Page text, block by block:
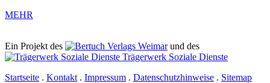
MEHR
Ein Projekt des Verlags Weimarund des
Trägerwerk Soziale Dienste
Startseite . Kontakt . Impressum . Datenschutzhinweise . Sitemap